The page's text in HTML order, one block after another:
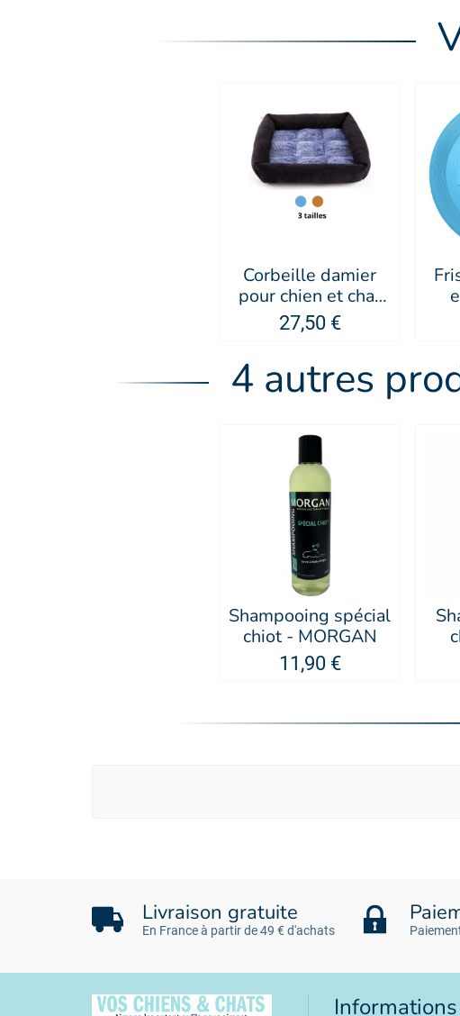
Corbeille damier
pour chien et chat
Doudouzen -
MARTIN SELLIER
27,50 €
4 autres
Shampooing spécial
chiot - MORGAN
11,90 €
Livraison gratuite
En France à partir de 49 € d'achats
Informations